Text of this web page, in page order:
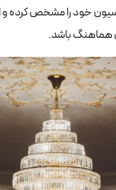
خود را مشخص کرده و
هماهنگ باشد.